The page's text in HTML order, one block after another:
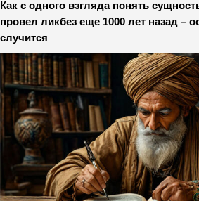
Как с одного взгляда понять
провел ликбез еще 1000 лет назад –
случится